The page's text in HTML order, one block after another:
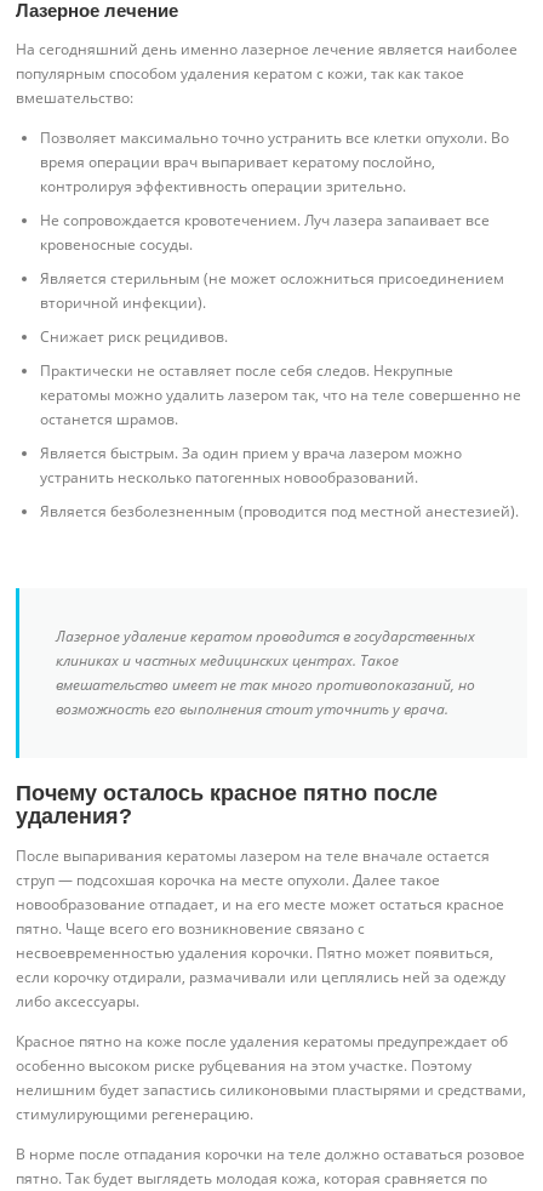
Лазерное лечение
На сегодняшний день именно лазерное лечение является наиболее
популярным способом удаления кератом с кожи, так как такое
вмешательство:
Позволяет максимально точно устранить все клетки опухоли. Во
время операции врач выпаривает кератому послойно,
контролируя эффективность операции зрительно.
Не сопровождается кровотечением. Луч лазера запаивает все
кровеносные сосуды.
Является стерильным (не может осложниться присоединением
вторичной инфекции).
Снижает риск рецидивов.
Практически не оставляет после себя следов. Некрупные
кератомы можно удалить лазером так, что на теле совершенно не
останется шрамов.
Является быстрым. За один прием у врача лазером можно
устранить несколько патогенных новообразований.
Является безболезненным (проводится под местной анестезией).
Лазерное удаление кератом проводится в государственных
клиниках и частных медицинских центрах. Такое
вмешательство имеет не так много противопоказаний, но
возможность его выполнения стоит уточнить у врача.
Почему осталось красное пятно после
удаления?
После выпаривания кератомы лазером на теле вначале остается
струп — подсохшая корочка на месте опухоли. Далее такое
новообразование отпадает, и на его месте может остаться красное
пятно. Чаще всего его возникновение связано с
несвоевременностью удаления корочки. Пятно может появиться,
если корочку отдирали, размачивали или цеплялись ней за одежду
либо аксессуары.
Красное пятно на коже после удаления кератомы предупреждает об
особенно высоком риске рубцевания на этом участке. Поэтому
нелишним будет запастись силиконовыми пластырями и средствами,
стимулирующими регенерацию.
В норме после отпадания корочки на теле должно оставаться розовое
пятно. Так будет выглядеть молодая кожа, которая сравняется по